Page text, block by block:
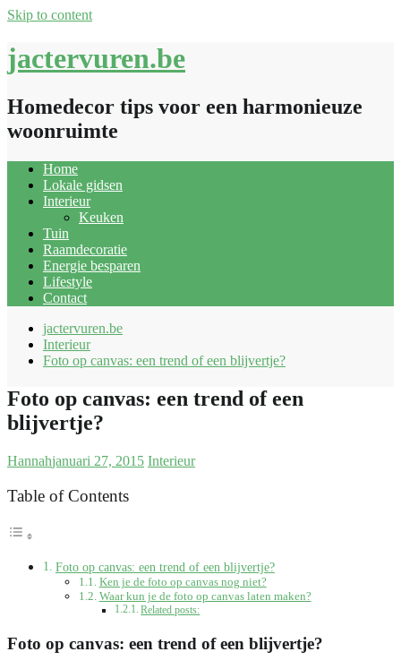
Skip to content
jactervuren.be
Homedecor tips voor een harmonieuze
woonruimte
Home
Lokale gidsen
Interieur
Keuken
Tuin
Raamdecoratie
Energie besparen
Lifestyle
Contact
jactervuren.be
Interieur
Foto op canvas: een trend of een blijvertje?
Foto op canvas: een trend of een
blijvertje?
Hannahjanuari 27, 2015 Interieur
Table of Contents
Foto op canvas: een trend of een blijvertje?
Ken je de foto op canvas nog niet?
Waar kun je de foto op canvas laten maken?
Related posts:
Foto op canvas: een trend of een blijvertje?